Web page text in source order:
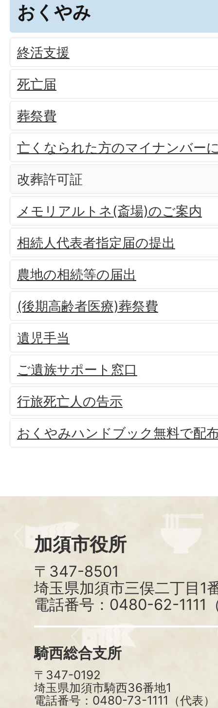
おくやみ
終活支援
死亡届
葬祭費
亡くなられた方のマイナンバー
改葬許可証
メモリアルトネ(斎場)のご案内
相続人代表者指定届の提出
農地の相続等の届出
(後期高齢者医療)葬祭費
遺児手当
ご遺族サポート窓口
行旅死亡人の告示
おくやみハンドブック無料で配
加須市役所
〒347-8501
埼玉県加須市三俣二丁目1
電話番号：0480-62-1111
騎西総合支所
〒347-0192
埼玉県加須市騎西36番地1
電話番号：0480-73-1111（代表）